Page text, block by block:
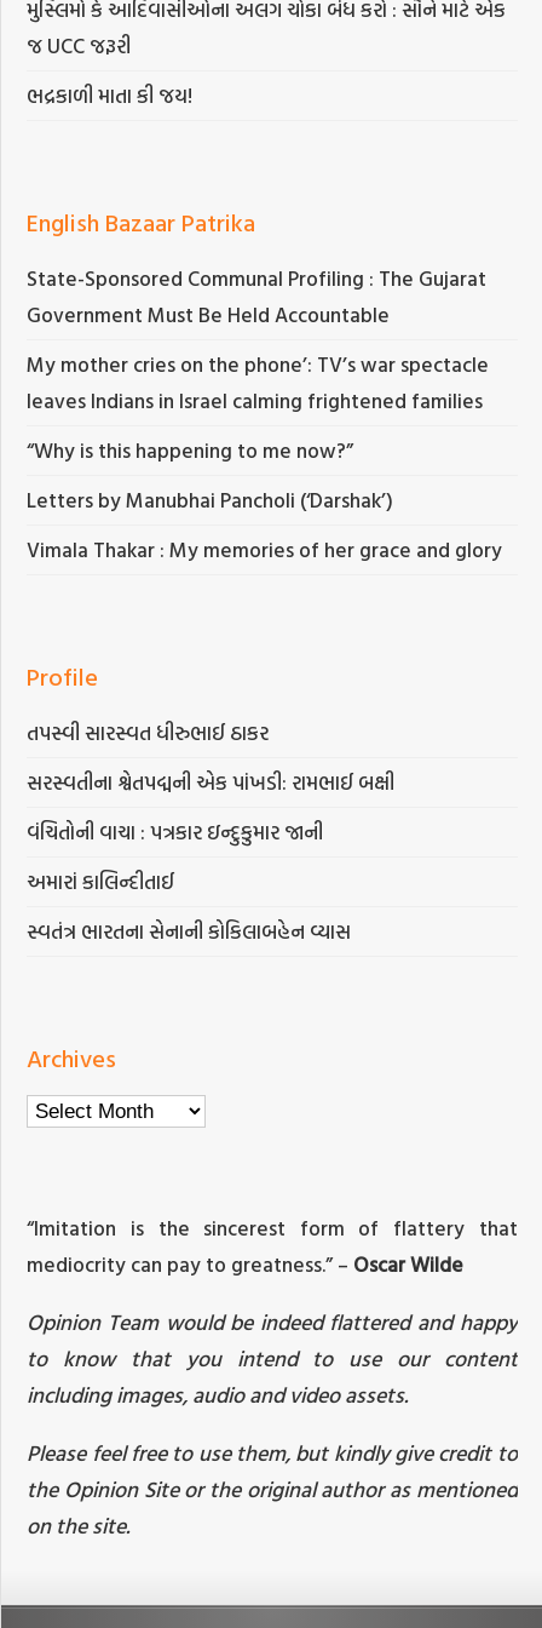
મુસ્લિમો કે આદિવાસીઓના અલગ ચોકા બંધ કરો : સૌને માટે એક
જ UCC જરૂરી
ભદ્રકાળી માતા કી જય!
English Bazaar Patrika
State-Sponsored Communal Profiling : The Gujarat
Government Must Be Held Accountable
My mother cries on the phone’: TV’s war spectacle
leaves Indians in Israel calming frightened families
“Why is this happening to me now?”
Letters by Manubhai Pancholi (‘Darshak’)
Vimala Thakar : My memories of her grace and glory
Profile
તપસ્વી સારસ્વત ધીરુભાઈ ઠાકર
સરસ્વતીના શ્વેતપદ્મની એક પાંખડી: રામભાઈ બક્ષી
વંચિતોની વાચા : પત્રકાર ઇન્દુકુમાર જાની
અમારાં કાલિન્દીતાઈ
સ્વતંત્ર ભારતના સેનાની કોકિલાબહેન વ્યાસ
Archives
Archives
“Imitation is the sincerest form of flattery that
mediocrity can pay to greatness.” – Oscar Wilde
Opinion Team would be indeed flattered and happy
to know that you intend to use our content
including images, audio and video assets.
Please feel free to use them, but kindly give credit to
the Opinion Site or the original author as mentioned
on the site.